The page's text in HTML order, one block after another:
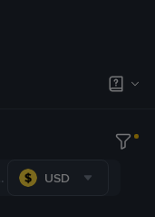
USD